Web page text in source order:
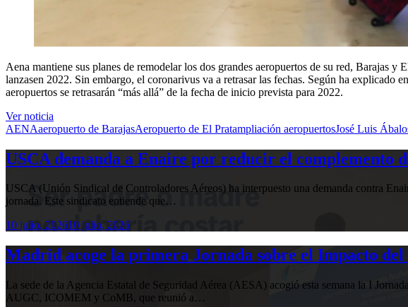
Aena mantiene sus planes de remodelar los dos grandes aeropuertos de su red, Barajas
lanzasen 2022. Sin embargo, el coronarivus va a retrasar las fechas. Según ha
aeropuertos se retrasarán “más allá” de la fecha de inicio prevista para 2022.
Ver noticia
AENAaeropuerto de BarajasAeropuerto de El Pratampliación aeropuertosJosé Luis
USCA demanda a Enaire por reducir el complemento
USCA (Unión Sindical de Controladores Aéreos) ha interpuesto una demanda contra
jornada. Este sindicato entiende que…
10 julio, 202610 julio, 2026
Madrid acoge la primera Jornada sobre el Impacto
La sede de la Agencia Estatal de Seguridad Aérea (AESA) acogió esta semana la I
AUGC, ICOMEM y CoMB, que reunió a…